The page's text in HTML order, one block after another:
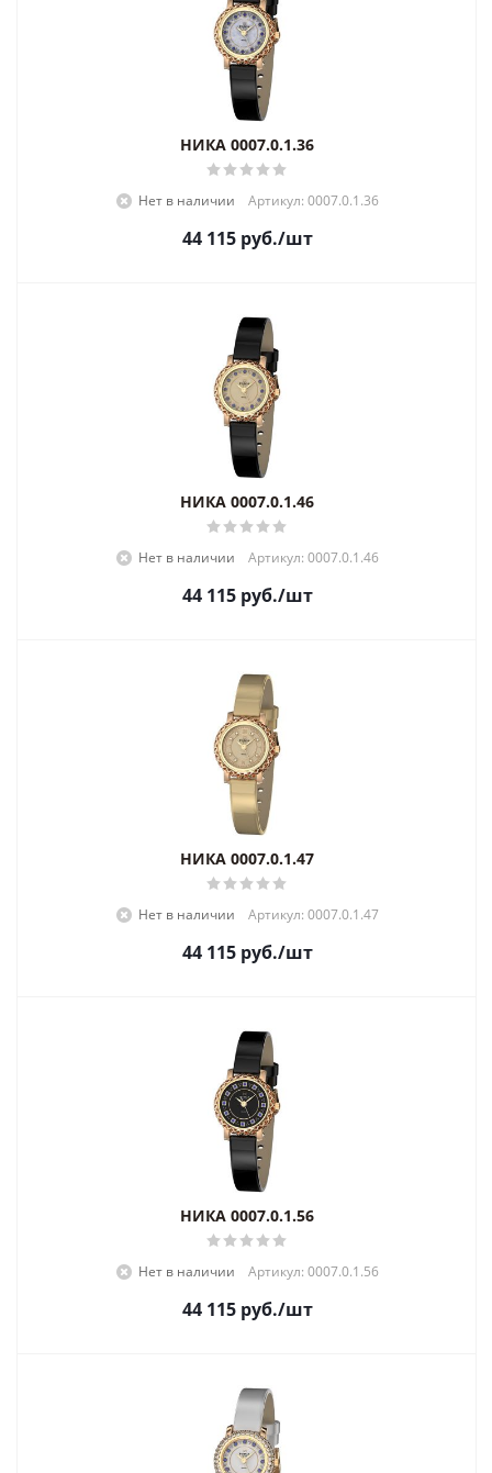
НИКА 0007.0.1.36
Нет в наличии Артикул: 0007.0.1.36
44 115руб./шт
НИКА 0007.0.1.46
Нет в наличии Артикул: 0007.0.1.46
44 115руб./шт
НИКА 0007.0.1.47
Нет в наличии Артикул: 0007.0.1.47
44 115руб./шт
НИКА 0007.0.1.56
Нет в наличии Артикул: 0007.0.1.56
44 115руб./шт